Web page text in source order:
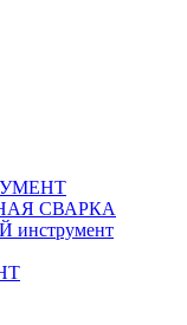
СВАРКА